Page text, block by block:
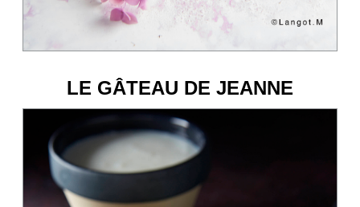
LE GÂTEAU DE JEANNE